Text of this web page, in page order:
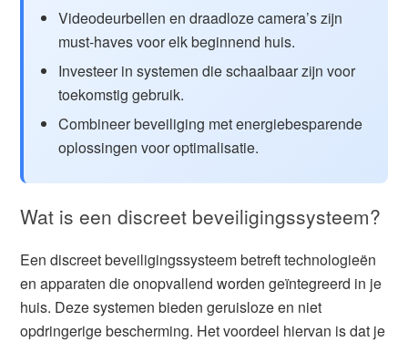
Videodeurbellen en draadloze camera’s zijn
must-haves voor elk beginnend huis.
Investeer in systemen die schaalbaar zijn voor
toekomstig gebruik.
Combineer beveiliging met energiebesparende
oplossingen voor optimalisatie.
Wat is een discreet beveiligingssysteem?
Een discreet beveiligingssysteem betreft technologieën
en apparaten die onopvallend worden geïntegreerd in je
huis. Deze systemen bieden geruisloze en niet
opdringerige bescherming. Het voordeel hiervan is dat je